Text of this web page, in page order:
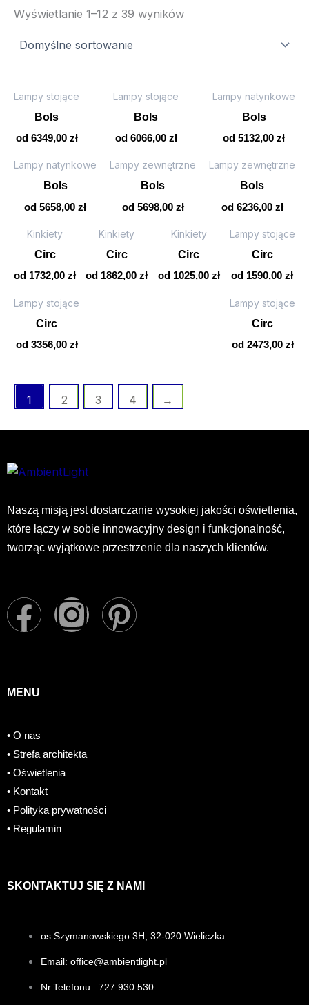
Wyświetlanie 1–12 z 39 wyników
Lampy stojące
Bols
od 6349,00 zł
Lampy stojące
Bols
od 6066,00 zł
Lampy natynkowe
Bols
od 5132,00 zł
Lampy natynkowe
Bols
od 5658,00 zł
Lampy zewnętrzne
Bols
od 5698,00 zł
Lampy zewnętrzne
Bols
od 6236,00 zł
Kinkiety
Circ
od 1732,00 zł
Kinkiety
Circ
od 1862,00zł
Kinkiety
Circ
od 1025,00 zł
Lampy stojące
Circ
od 1590,00zł
Lampy stojące
Circ
od 3356,00 zł
Lampy stojące
Circ
od 2473,00 zł
1 2 3 4 →
Naszą misją jest dostarczanie wysokiej jakości oświetlenia,
które łączy w sobie innowacyjny design i funkcjonalność,
tworząc wyjątkowe przestrzenie dla naszych klientów.
F
c
b
o
o
I
a
r
m
P
t
MENU
• O nas
• Strefa architekta
• Oświetlenia
• Kontakt
• Polityka prywatności
• Regulamin
SKONTAKTUJ SIĘ Z NAMI
os.Szymanowskiego 3H, 32-020 Wieliczka
Email: office@ambientlight.pl
Nr.Telefonu:: 727 930 530